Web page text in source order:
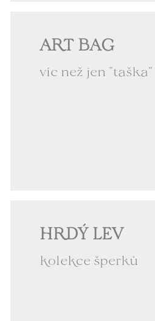
ART BAG
víc než jen "taška"
HRDÝ LEV
kolekce šperků